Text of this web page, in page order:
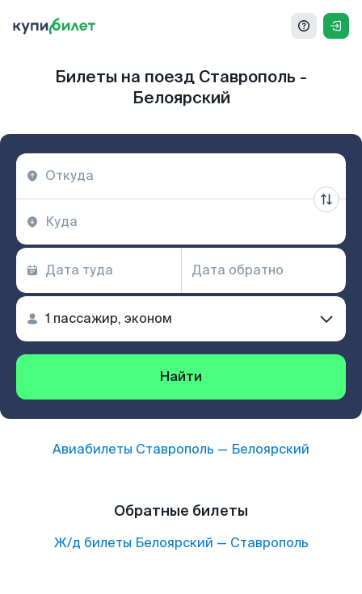
Билеты на поезд Ставрополь -
Белоярский
Найти
Авиабилеты Ставрополь — Белоярский
Обратные билеты
Ж/д билеты Белоярский — Ставрополь